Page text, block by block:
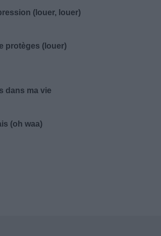
(louer, louer)
protèges (louer)
dans ma vie
(oh waa)